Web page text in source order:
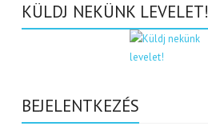
KÜLDJ NEKÜNK LEVELET!
BEJELENTKEZÉS